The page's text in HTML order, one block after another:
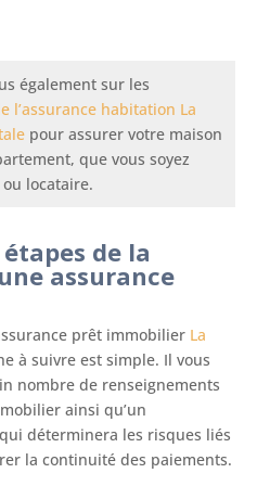
également sur les
l’assurance habitation La
pour assurer votre maison
que vous soyez
locataire.
de la
assurance
prêt immobilier La
à suivre est simple. Il vous
nombre de renseignements
ainsi qu’un
qui déterminera les risques liés
la continuité des paiements.